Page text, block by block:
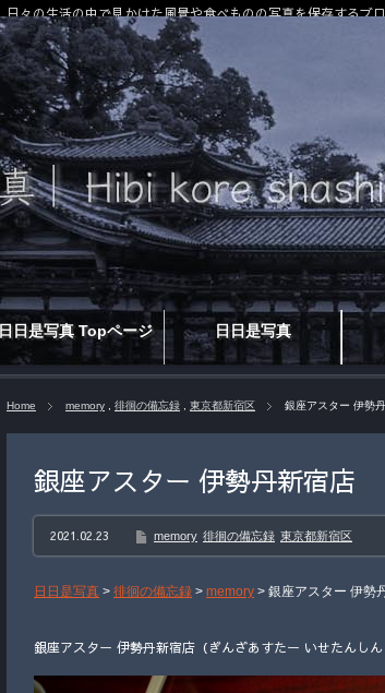
日日是写真 Topページ 日日是写真
日々の生活の中で見かけた風景や食べものの写真を保存するブ
Home memory 徘徊の備忘録 東京都新宿区 銀座アスター 伊勢
銀座アスター 伊勢丹新宿店
2021.02.23 memory 徘徊の備忘録 東京都新宿区
日日是写真 > 徘徊の備忘録 > memory > 銀座アスター 伊勢
銀座アスター 伊勢丹新宿店（ぎんざあすたー いせたんし